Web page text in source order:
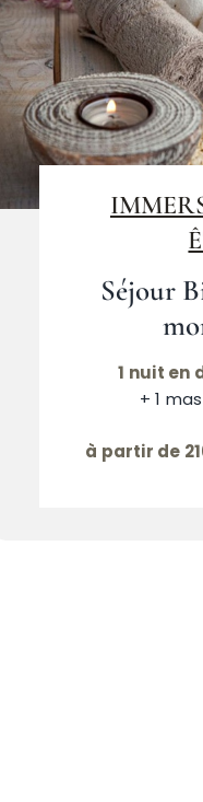
Séjour
1 nuit en
+ 1
à partir de